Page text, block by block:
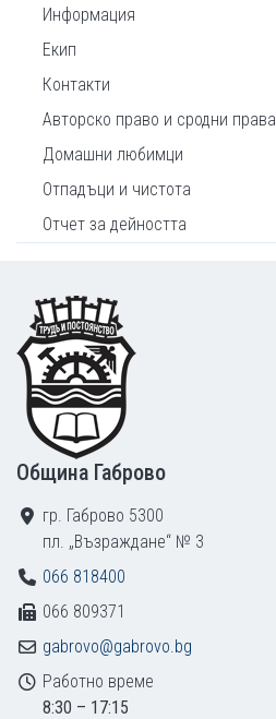
Информация
Екип
Контакти
Авторско право и сродни права
Домашни любимци
Отпадъци и чистота
Отчет за дейността
Footer
Община Габрово
гр. Габрово 5300
пл. „Възраждане“ № 3
066 818400
066 809371
gabrovo@gabrovo.bg
Работно време
8:30 – 17:15